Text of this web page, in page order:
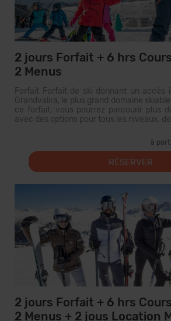
2 jours Forfait + 6 hrs
2 Menus
Forfait Forfait de ski donnant un accès
Grandvalira, le plus grand domaine
ce forfait, vous pourrez parcourir plus
avec des options pour tous les niveaux,
à
RÉSERVER
2 jours Forfait + 6 hrs
2 Menus + 2 jous Location